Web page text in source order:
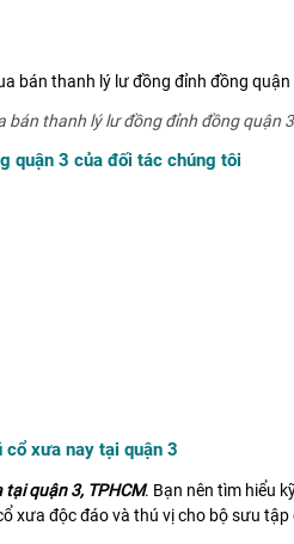
bán thanh lý lư đồng đỉnh đồng quận
quận 3 của đối tác chúng tôi
xưa nay tại quận 3
quận 3, TPHCM. Bạn nên tìm hiểu
xưa độc đáo và thú vị cho bộ sưu tập